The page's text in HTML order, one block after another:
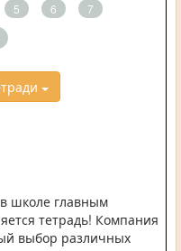
5 6 7
школе главным
тетрадь! Компания
выбор различных